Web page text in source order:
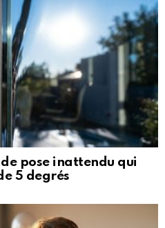
pose inattendu qui
5 degrés